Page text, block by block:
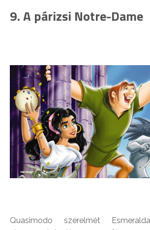
9. A párizsi Notre-Dame
Quasimodo szerelmét